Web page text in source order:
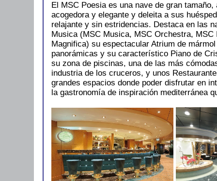
El MSC Poesia es una nave de gran
acogedora y elegante y deleita a sus
relajante y sin estridencias. Destaca en las
Musica (MSC Musica, MSC Orchestra, MSC
Magnifica) su espectacular Atrium de
panorámicas y su característico Piano de
su zona de piscinas, una de las más
industria de los cruceros, y unos
grandes espacios donde poder disfrutar en
la gastronomía de inspiración mediterránea